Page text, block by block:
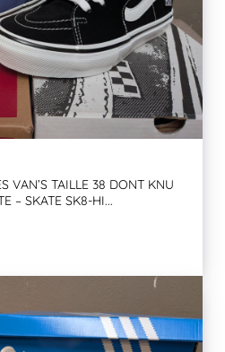
VAN’S TAILLE 38 DONT KNU
– SKATE SK8-HI...